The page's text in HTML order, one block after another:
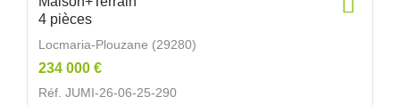
4 pièces
Locmaria-Plouzane (29280)
234 000 €
Réf. JUMI-26-06-25-290